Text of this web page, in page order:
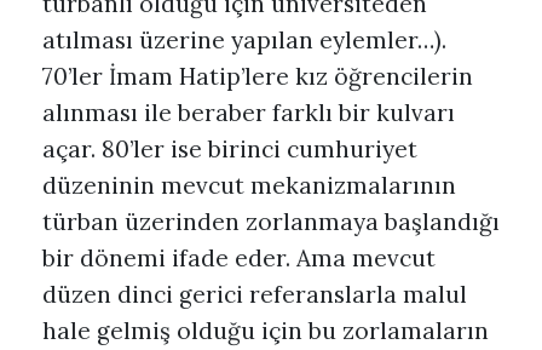
atılması üzerine yapılan eylemler…).
70’ler İmam Hatip’lere kız öğrencilerin
alınması ile beraber farklı bir kulvarı
açar. 80’ler ise birinci cumhuriyet
düzeninin mevcut mekanizmalarının
türban üzerinden zorlanmaya başlandığı
bir dönemi ifade eder. Ama mevcut
düzen dinci gerici referanslarla malul
hale gelmiş olduğu için bu zorlamaların